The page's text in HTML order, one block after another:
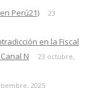
Perú21)
23
en la Fiscal
N
23 octubre,
2025